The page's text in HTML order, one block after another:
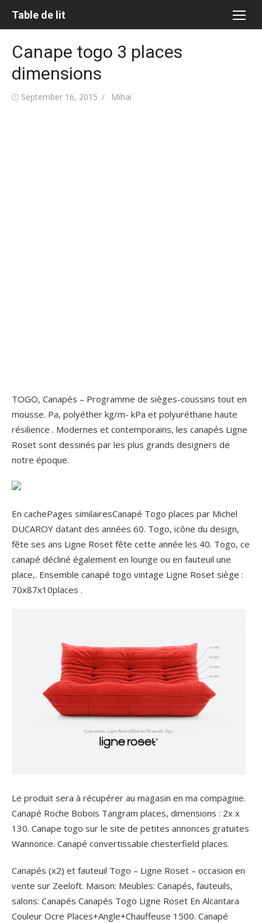
Table de lit
Canape togo 3 places
dimensions
Posted
September 16, 2015 Author
Mihai
TOGO, Canapés – Programme de sièges-coussins tout en
mousse. Pa, polyéther kg/m- kPa et polyuréthane haute
résilience . Modernes et contemporains, les canapés Ligne
Roset sont dessinés par les plus grands designers de
notre époque.
En cachePages similairesCanapé Togo places par Michel
DUCAROY datant des années 60. Togo, icône du design,
fête ses ans Ligne Roset fête cette année les 40. Togo, ce
canapé décliné également en lounge ou en fauteuil une
place,. Ensemble canapé togo vintage Ligne Roset siège :
70x87x10places .
Le produit sera à récupérer au magasin en ma compagnie.
Canapé Roche Bobois Tangram places, dimensions : 2x x
130. Canape togo sur le site de petites annonces gratuites
Wannonce. Canapé convertissable chesterfield places.
Canapés (x2) et fauteuil Togo – Ligne Roset – occasion en
vente sur Zeeloft. Maison: Meubles: Canapés, fauteuils,
salons: Canapés Canapés Togo Ligne Roset En Alcantara
Couleur Ocre Places+Angle+Chauffeuse 1500. Canapé